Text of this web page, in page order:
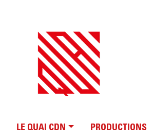
LE QUAI CDN PRODUCTIONS